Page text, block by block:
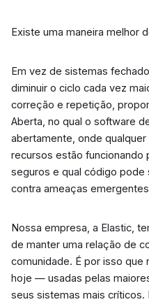
Existe uma maneira melhor
Em vez de sistemas
diminuir o ciclo cada vez
correção e repetição,
Aberta, no qual o software
abertamente, onde
recursos estão funcionando
seguros e qual código
contra ameaças
Nossa empresa, a Elastic,
de manter uma relação de
comunidade. É por isso
hoje — usadas pelas
seus sistemas mais